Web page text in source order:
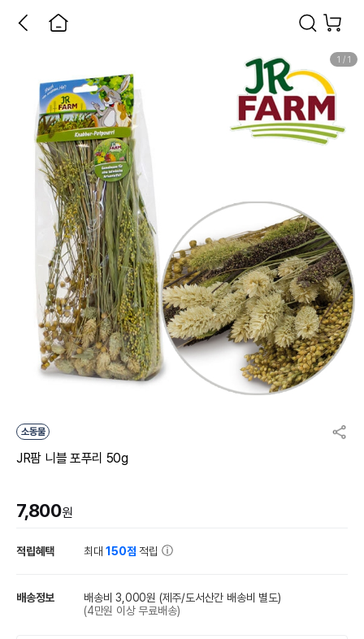
1 / 1
소동물
JR팜 니블 포푸리 50g
7,800원
적립혜택 최대150점 적립
배송정보 배송비 3,000원 (제주/도서산간 배송비 별도)
(4만원 이상 무료배송)